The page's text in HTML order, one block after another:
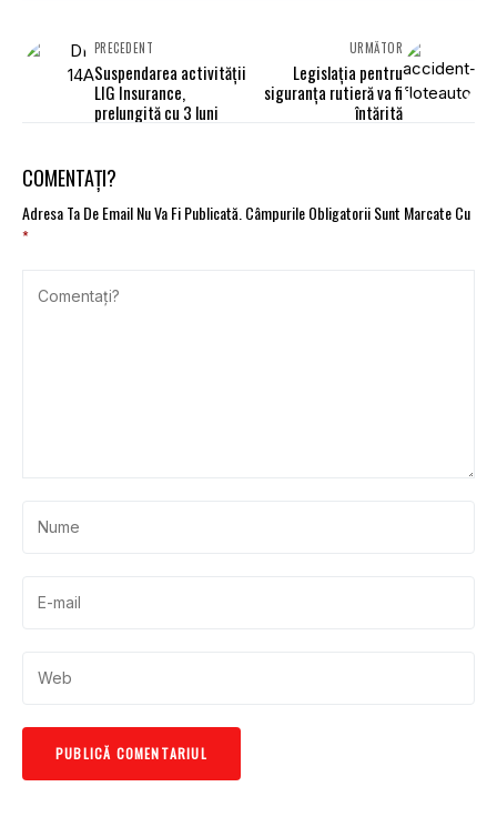
PRECEDENT
Suspendarea activităţii
LIG Insurance,
prelungită cu 3 luni
URMĂTOR
Legislaţia pentru
siguranţa rutieră va fi
întărită
COMENTAȚI?
Adresa Ta De Email Nu Va Fi Publicată.Câmpurile Obligatorii Sunt Marcate Cu
*